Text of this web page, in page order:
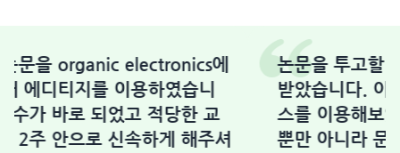
논문을 투고할 때마다 에디티지 서비스를
받았습니다. 이번에는 프리미엄 교정 서비
스를 이용해보았는데, 단순한 문법적 오류
뿐만 아니라 문단 구조 및 논리적 완결성에